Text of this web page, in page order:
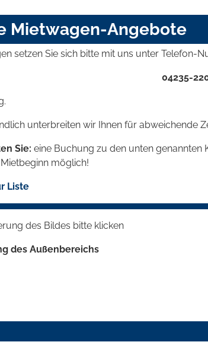
Mietwagen-Angebote
setzen Sie sich bitte mit uns unter Telefon-
04235-
unterbreiten wir Ihnen für abweichende
Sie: eine Buchung zu den unten genannten
möglich!
Liste
des Bildes bitte klicken
des Außenbereichs